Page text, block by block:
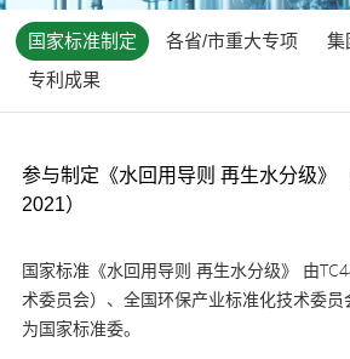
国家标准制定 各省/市重大专项
集
专利成果
参与制定《水回用导则 再生水分级》
2021）
国家标准《水回用导则 再生水分级》 由
术委员会）、全国环保产业标准化技术委
为国家标准委。